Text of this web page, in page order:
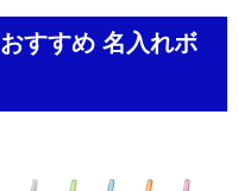
おすすめ 名入れボ